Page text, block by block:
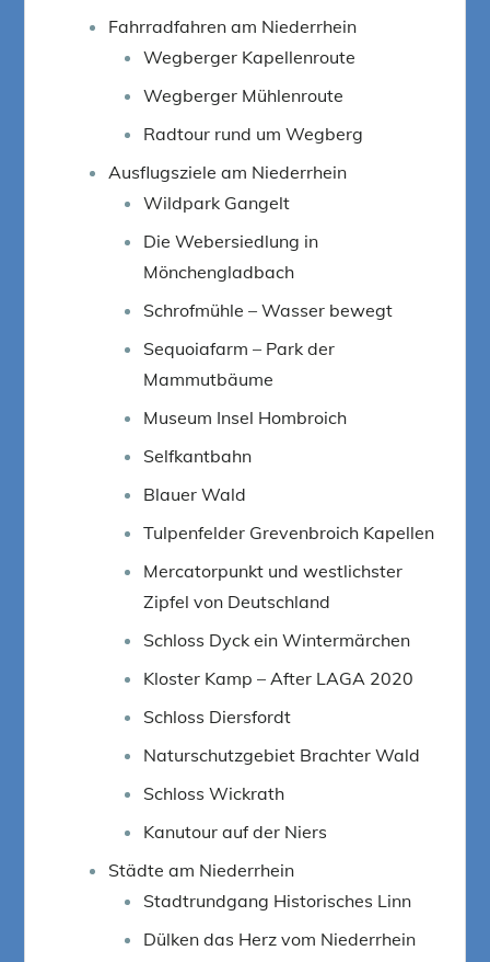
Fahrradfahren am Niederrhein
Wegberger Kapellenroute
Wegberger Mühlenroute
Radtour rund um Wegberg
Ausflugsziele am Niederrhein
Wildpark Gangelt
Die Webersiedlung in
Mönchengladbach
Schrofmühle – Wasser bewegt
Sequoiafarm – Park der
Mammutbäume
Museum Insel Hombroich
Selfkantbahn
Blauer Wald
Tulpenfelder Grevenbroich Kapellen
Mercatorpunkt und westlichster
Zipfel von Deutschland
Schloss Dyck ein Wintermärchen
Kloster Kamp – After LAGA 2020
Schloss Diersfordt
Naturschutzgebiet Brachter Wald
Schloss Wickrath
Kanutour auf der Niers
Städte am Niederrhein
Stadtrundgang Historisches Linn
Dülken das Herz vom Niederrhein